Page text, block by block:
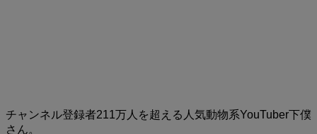
チャンネル登録者211万人を超える人気動物系YouTuber下僕
さん。